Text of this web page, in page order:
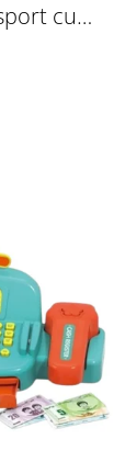
cu
rosie, 35